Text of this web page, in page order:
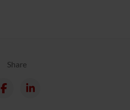
Share